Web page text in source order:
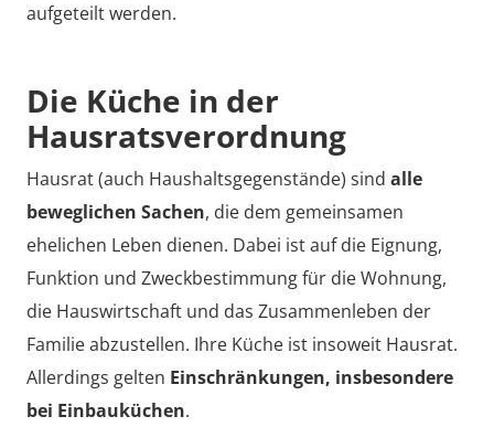
aufgeteilt werden.
Die Küche in der
Hausratsverordnung
Hausrat (auch Haushaltsgegenstände) sind alle
beweglichen Sachen, die dem gemeinsamen
ehelichen Leben dienen. Dabei ist auf die Eignung,
Funktion und Zweckbestimmung für die Wohnung,
die Hauswirtschaft und das Zusammenleben der
Familie abzustellen. Ihre Küche ist insoweit Hausrat.
Allerdings gelten Einschränkungen, insbesondere
bei Einbauküchen.